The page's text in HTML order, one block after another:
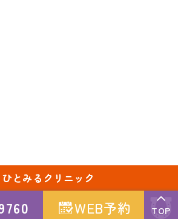
WEB予約 TOP
ひとみるクリニック